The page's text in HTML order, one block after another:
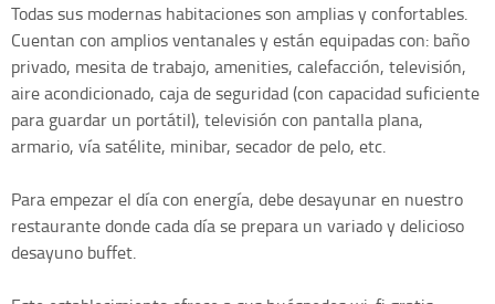
Todas sus modernas habitaciones son amplias y confortables.
Cuentan con amplios ventanales y están equipadas con: baño
privado, mesita de trabajo, amenities, calefacción, televisión,
aire acondicionado, caja de seguridad (con capacidad suficiente
para guardar un portátil), televisión con pantalla plana,
armario, vía satélite, minibar, secador de pelo, etc.
Para empezar el día con energía, debe desayunar en nuestro
restaurante donde cada día se prepara un variado y delicioso
desayuno buffet.